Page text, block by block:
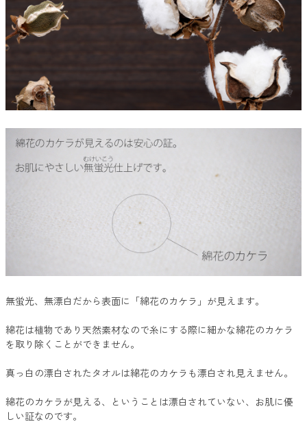
無蛍光、無漂白だから表面に「綿花のカケラ」が見えます。
綿花は植物であり天然素材なので糸にする際に細かな綿花のカケラ
を取り除くことができません。
真っ白の漂白されたタオルは綿花のカケラも漂白され見えません。
綿花のカケラが見える、ということは漂白されていない、お肌に優
しい証なのです。